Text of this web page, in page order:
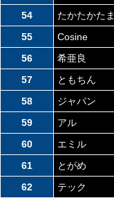
54
たかたかたま
55
Cosine
56
希亜良
57
ともちん
58
ジャパン
59
アル
60
エミル
61
とがめ
62
テック